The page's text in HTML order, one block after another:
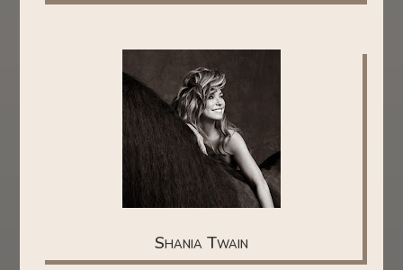
Shania Twain